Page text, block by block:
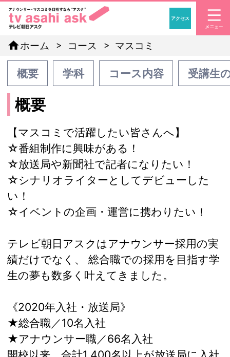
「アナウンサー・マ
アクセス
homeホーム コース マスコミ
概要 学科 コース内容 受講生
概要
【マスコミで活躍したい皆さんへ】
☆番組制作に興味がある！
☆放送局や新聞社で記者になりたい！
☆シナリオライターとしてデビューした
い！
☆イベントの企画・運営に携わりたい！
テレビ朝日アスクはアナウンサー採用の実
績だけでなく、 総合職での採用を目指す学
生の夢も数多く叶えてきました。
《2020年入社・放送局》
★総合職／10名入社
★アナウンサー職／66名入社
開校以来、合計1,400名以上が放送局に入社